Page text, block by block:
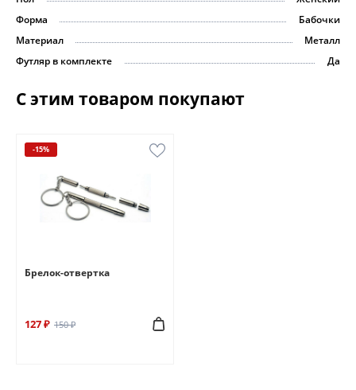
Форма
Бабочки
Материал
Металл
Футляр в комплекте
Да
С этим товаром покупают
-15%
Брелок-отвертка
127 ₽ 150 ₽